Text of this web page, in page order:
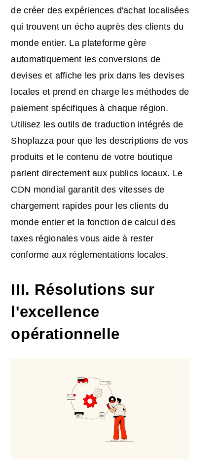
de créer des expériences d'achat localisées
qui trouvent un écho auprès des clients du
monde entier. La plateforme gère
automatiquement les conversions de
devises et affiche les prix dans les devises
locales et prend en charge les méthodes de
paiement spécifiques à chaque région.
Utilisez les outils de traduction intégrés de
Shoplazza pour que les descriptions de vos
produits et le contenu de votre boutique
parlent directement aux publics locaux. Le
CDN mondial garantit des vitesses de
chargement rapides pour les clients du
monde entier et la fonction de calcul des
taxes régionales vous aide à rester
conforme aux réglementations locales.
III. Résolutions sur
l'excellence
opérationnelle